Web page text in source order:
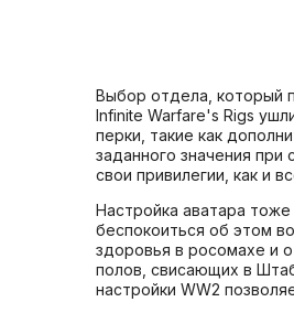
Выбор отдела, который
Infinite Warfare's Rigs
перки, такие как
заданного значения
свои привилегии, как и
Настройка аватара
беспокоиться об этом
здоровья в росомахе и
полов, свисающих в
настройки WW2